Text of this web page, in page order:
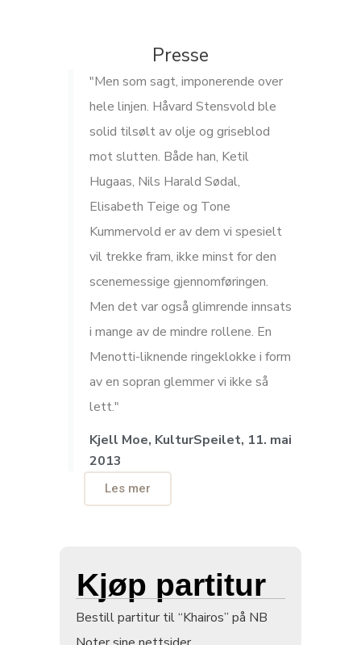
Presse
"Men som sagt, imponerende over
hele linjen. Håvard Stensvold ble
solid tilsølt av olje og griseblod
mot slutten. Både han, Ketil
Hugaas, Nils Harald Sødal,
Elisabeth Teige og Tone
Kummervold er av dem vi spesielt
vil trekke fram, ikke minst for den
scenemessige gjennomføringen.
Men det var også glimrende innsats
i mange av de mindre rollene. En
Menotti-liknende ringeklokke i form
av en sopran glemmer vi ikke så
lett."
Kjell Moe, KulturSpeilet, 11. mai
2013
Les mer
Kjøp partitur
Bestill partitur til “Khairos” på NB